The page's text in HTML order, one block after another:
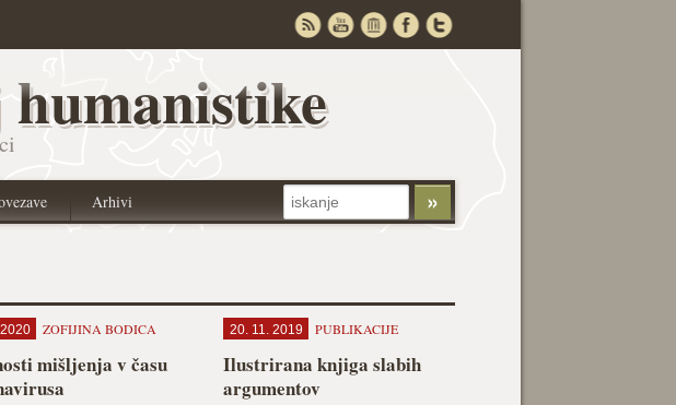
Arhivi
ZOFIJINA BODICA
mišljenja v času
20. 11. 2019 PUBLIKACIJE
Ilustrirana knjiga slabih
argumentov